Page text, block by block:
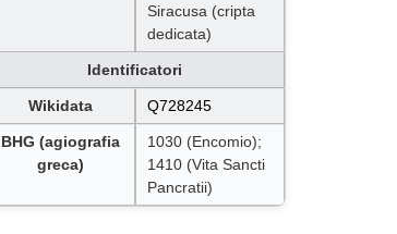
Siracusa (cripta
dedicata)
Identificatori
Wikidata Q728245
BHG (agiografia
greca)
1030 (Encomio);
1410 (Vita Sancti
Pancratii)